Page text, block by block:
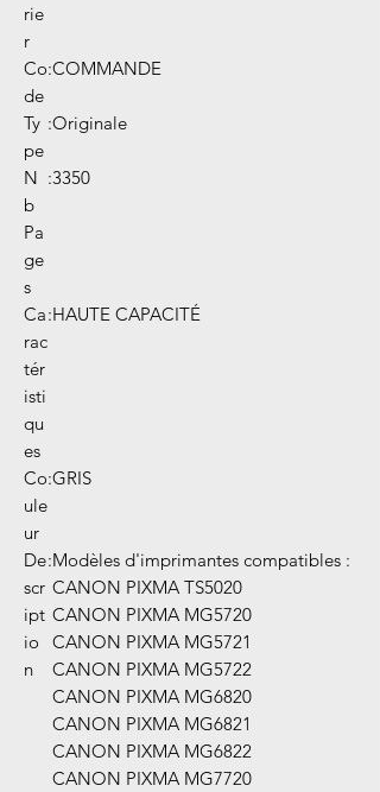
rie
r
Co
de
:COMMANDE
Ty
pe
:Originale
N
b
Pa
ge
s
:3350
Ca
rac
tér
isti
qu
es
:HAUTE CAPACITÉ
Co
ule
ur
:GRIS
De
scr
ipt
io
n
:Modèles d'imprimantes compatibles :
CANON PIXMA TS5020
CANON PIXMA MG5720
CANON PIXMA MG5721
CANON PIXMA MG5722
CANON PIXMA MG6820
CANON PIXMA MG6821
CANON PIXMA MG6822
CANON PIXMA MG7720